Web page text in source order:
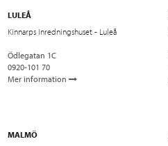
LULEÅ
Kinnarps Inredningshuset - Luleå
Ödlegatan 1C
0920-101 70
Mer information
MALMÖ